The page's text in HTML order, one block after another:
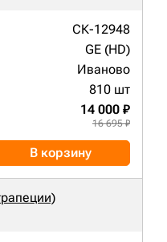
СК-12948
GE (HD)
Иваново
810 шт
14 000 ₽
16 695 ₽
В корзину